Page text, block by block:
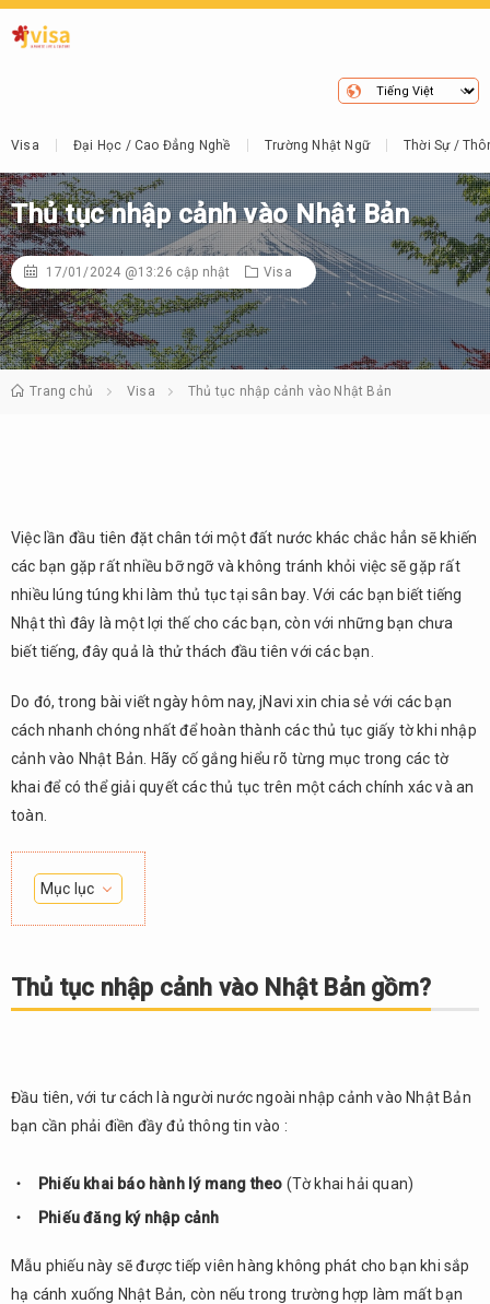
Visa Đại Học / Cao Đẳng Nghề Trường Nhật Ngữ Thời Sự /
Thủ tục nhập cảnh vào Nhật Bản
17/01/2024 @13:26 cập nhật Visa
Trang chủ Visa Thủ tục nhập cảnh vào Nhật Bản
Việc lần đầu tiên đặt chân tới một đất nước khác chắc hẳn sẽ khiến
các bạn gặp rất nhiều bỡ ngỡ và không tránh khỏi việc sẽ gặp rất
nhiều lúng túng khi làm thủ tục tại sân bay. Với các bạn biết tiếng
Nhật thì đây là một lợi thế cho các bạn, còn với những bạn chưa
biết tiếng, đây quả là thử thách đầu tiên với các bạn.
Do đó, trong bài viết ngày hôm nay, jNavi xin chia sẻ với các bạn
cách nhanh chóng nhất để hoàn thành các thủ tục giấy tờ khi nhập
cảnh vào Nhật Bản. Hãy cố gắng hiểu rõ từng mục trong các tờ
khai để có thể giải quyết các thủ tục trên một cách chính xác và an
toàn.
Mục lục
1.
tục
nhập
Bản
dẫn
chi tiết
ghi
“Phiếu
Thủ tục nhập cảnh vào Nhật Bản gồm?
Đầu tiên, với tư cách là người nước ngoài nhập cảnh vào Nhật Bản
bạn cần phải điền đầy đủ thông tin vào :
Phiếu khai báo hành lý mang theo (Tờ khai hải quan)
Phiếu đăng ký nhập cảnh
Mẫu phiếu này sẽ được tiếp viên hàng không phát cho bạn khi sắp
hạ cánh xuống Nhật Bản, còn nếu trong trường hợp làm mất bạn